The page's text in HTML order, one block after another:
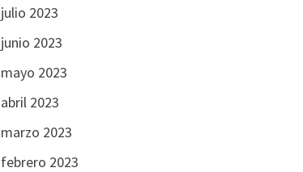
julio 2023
junio 2023
mayo 2023
abril 2023
marzo 2023
febrero 2023